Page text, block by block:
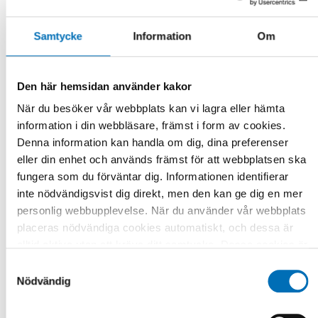
Samtycke Information Om
Den här hemsidan använder kakor
När du besöker vår webbplats kan vi lagra eller hämta
information i din webbläsare, främst i form av cookies.
Denna information kan handla om dig, dina preferenser
eller din enhet och används främst för att webbplatsen ska
fungera som du förväntar dig. Informationen identifierar
inte nödvändigsvist dig direkt, men den kan ge dig en mer
personlig webbupplevelse. När du använder vår webbplats
placeras nödvändiga cookies automatiskt, och dessa är
dess funktioner. Vi respekterar din integritet, och du kan
välja vilka ytterligare cookies (statistiska, preferens,
marknadsföring och oklassificerade) du vill acceptera.
Nödvändig